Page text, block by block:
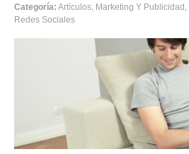
SERVIDORES VPS
SERVIDORES VPS WINDOWS
SERVIDORES DEDICADOS
PAGINAS WEB PARA NEGOCIOS
Categoría: Artículos, Marketing Y Publicidad ,
Redes Sociales